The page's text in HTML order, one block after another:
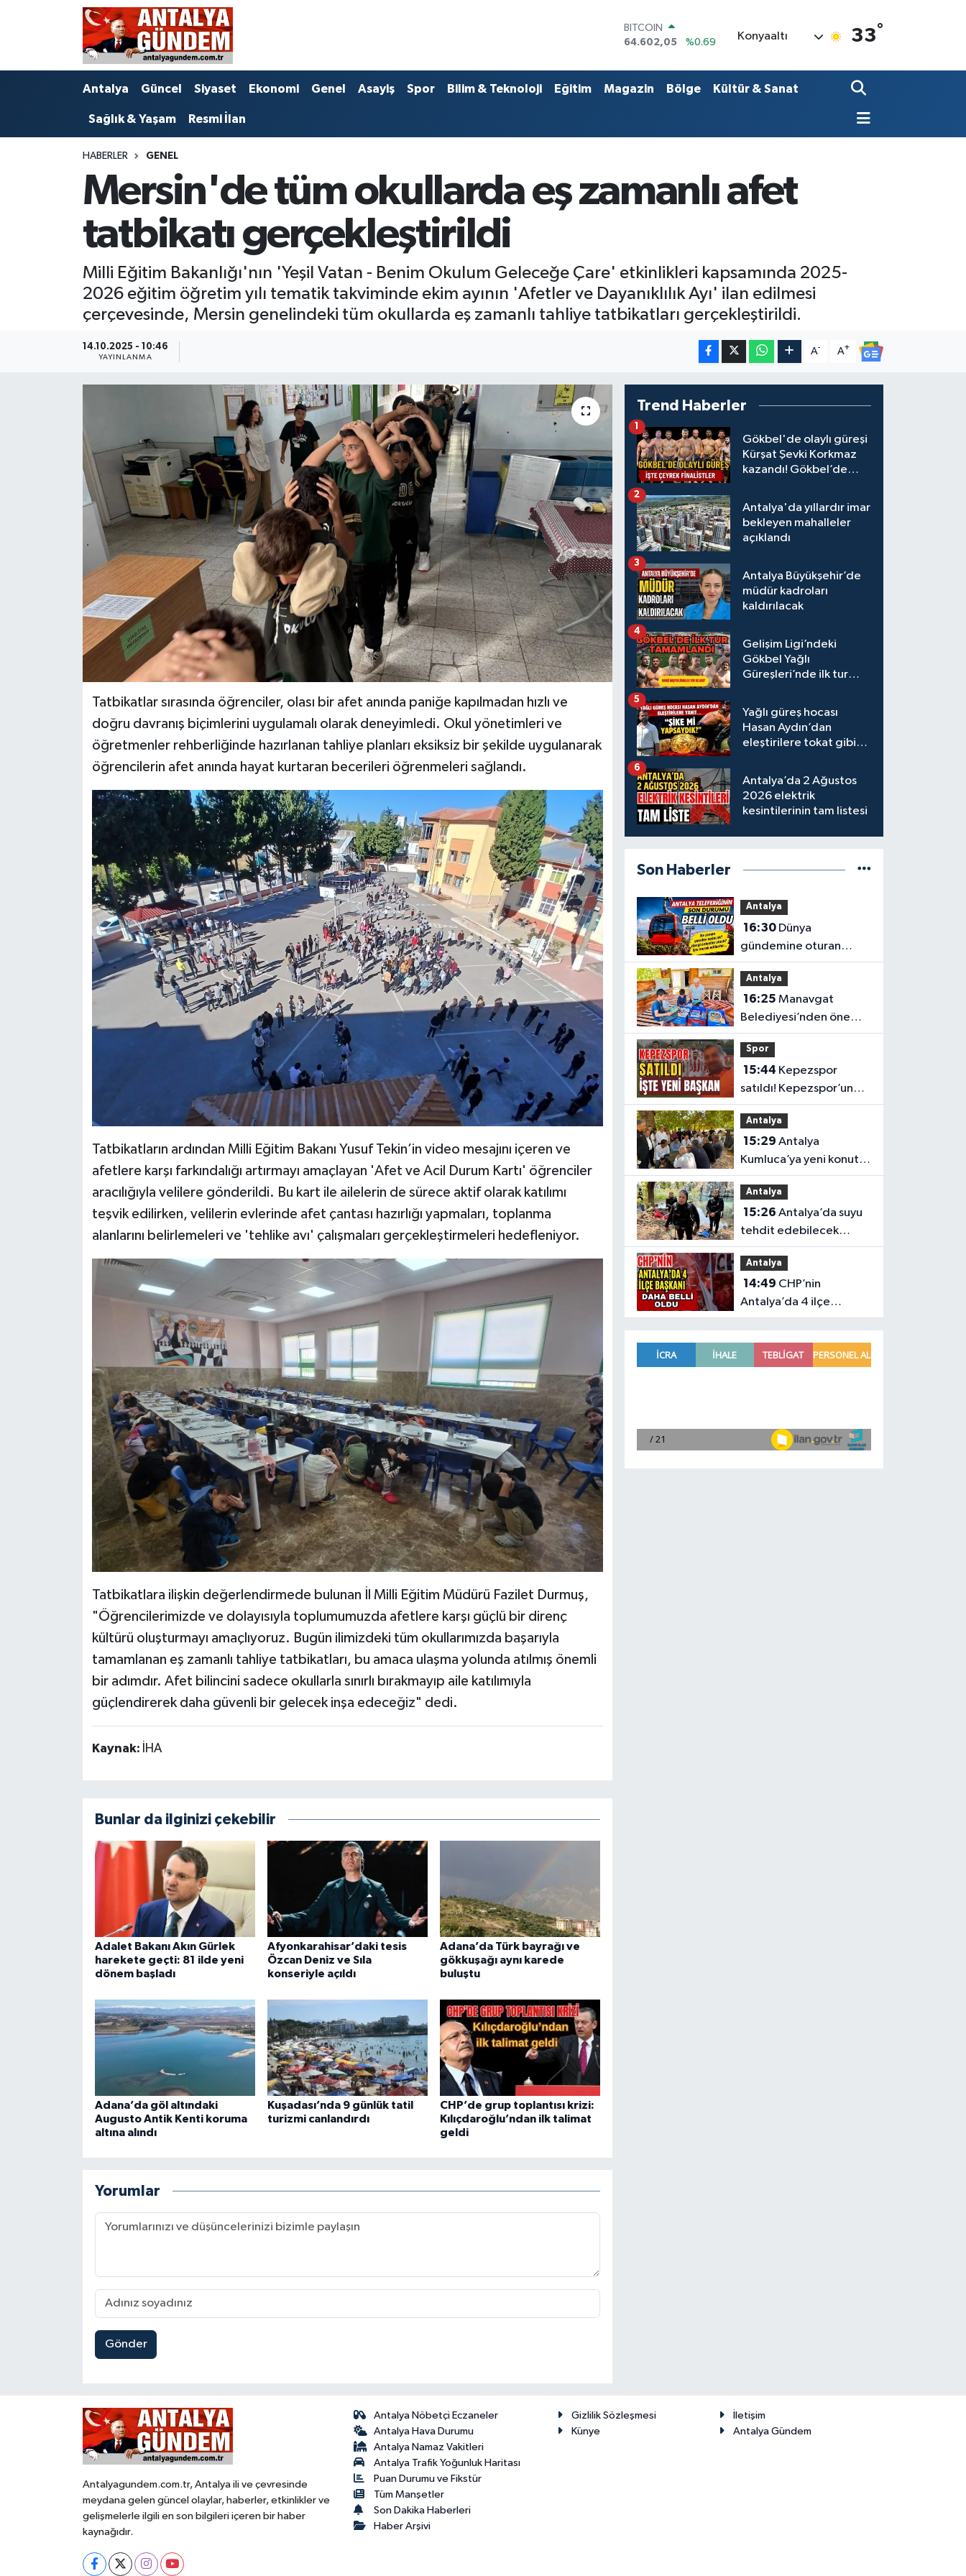
DOLAR
47,5986
%0.06
55,0700
%0.1
STERLİN
64.602,05
%0.69
Konyaaltı 33°
Antalya Güncel Siyaset Ekonomi Genel Asayiş Spor Bilim & Teknoloji Eğitim Magazin Bölge Kültür & Sanat
Sağlık & Yaşam Resmi İlan
HABERLER GENEL
Mersin'de tüm okullarda eş zamanlı afet
tatbikatı gerçekleştirildi
Milli Eğitim Bakanlığı'nın 'Yeşil Vatan - Benim Okulum Geleceğe Çare' etkinlikleri kapsamında 2025-
2026 eğitim öğretim yılı tematik takviminde ekim ayının 'Afetler ve Dayanıklılık Ayı' ilan edilmesi
çerçevesinde, Mersin genelindeki tüm okullarda eş zamanlı tahliye tatbikatları gerçekleştirildi.
14.10.2025 - 10:46
YAYINLANMA
A- A+
Tatbikatlar sırasında öğrenciler, olası bir afet anında paniğe kapılmadan hızlı ve
doğru davranış biçimlerini uygulamalı olarak deneyimledi. Okul yönetimleri ve
öğretmenler rehberliğinde hazırlanan tahliye planları eksiksiz bir şekilde uygulanarak
öğrencilerin afet anında hayat kurtaran becerileri öğrenmeleri sağlandı.
Tatbikatların ardından Milli Eğitim Bakanı Yusuf Tekin’in video mesajını içeren ve
afetlere karşı farkındalığı artırmayı amaçlayan 'Afet ve Acil Durum Kartı' öğrenciler
aracılığıyla velilere gönderildi. Bu kart ile ailelerin de sürece aktif olarak katılımı
teşvik edilirken, velilerin evlerinde afet çantası hazırlığı yapmaları, toplanma
alanlarını belirlemeleri ve 'tehlike avı' çalışmaları gerçekleştirmeleri hedefleniyor.
Tatbikatlara ilişkin değerlendirmede bulunan İl Milli Eğitim Müdürü Fazilet Durmuş,
"Öğrencilerimizde ve dolayısıyla toplumumuzda afetlere karşı güçlü bir direnç
kültürü oluşturmayı amaçlıyoruz. Bugün ilimizdeki tüm okullarımızda başarıyla
tamamlanan eş zamanlı tahliye tatbikatları, bu amaca ulaşma yolunda atılmış önemli
bir adımdır. Afet bilincini sadece okullarla sınırlı bırakmayıp aile katılımıyla
güçlendirerek daha güvenli bir gelecek inşa edeceğiz" dedi.
Kaynak: İHA
Bunlar da ilginizi çekebilir
Adalet Bakanı Akın Gürlek
harekete geçti: 81 ilde yeni
dönem başladı
Afyonkarahisar’daki tesis
Özcan Deniz ve Sıla
konseriyle açıldı
Adana’da Türk bayrağı ve
gökkuşağı aynı karede
buluştu
Adana’da göl altındaki
Augusto Antik Kenti koruma
altına alındı
Kuşadası’nda 9 günlük tatil
turizmi canlandırdı
CHP’de grup toplantısı krizi:
Kılıçdaroğlu’ndan ilk talimat
geldi
Yorumlar
Gönder
Trend Haberler
Gökbel'de olaylı güreşi
Kürşat Şevki Korkmaz
kazandı! Gökbel’de
Gürbüz elendi!
1
Antalya'da yıllardır imar
bekleyen mahalleler
açıklandı
2
Antalya Büyükşehir’de
müdür kadroları
kaldırılacak
3
Gelişim Ligi’ndeki
Gökbel Yağlı
Güreşleri’nde ilk tur
4
Yağlı güreş hocası
Hasan Aydın’dan
eleştirilere tokat gibi
5
Antalya’da 2 Ağustos
2026 elektrik
kesintilerinin tam listesi
6
Son Haberler
Antalya
16:30Dünya
gündemine oturan
Antalya teleferiğinin
son durumu belli oldu
Antalya
16:25
Belediyesi’nden önemli
eğitim
Spor
15:44
satıldı! Kepezspor’un
yeni başkanı kim? İşte
yeni başkan
Antalya
15:29
Kumluca’ya yeni konut
müjdesi
Antalya
15:26
tehdit edebilecek
atıklara karşı güçlü iş
birliği
Antalya
14:49
Antalya’da 4 ilçe
başkanı daha belli oldu
Antalyagundem.com.tr, Antalya ili ve çevresinde
meydana gelen güncel olaylar, haberler, etkinlikler ve
gelişmelerle ilgili en son bilgileri içeren bir haber
kaynağıdır.
Antalya Nöbetçi Eczaneler
Antalya Hava Durumu
Antalya Namaz Vakitleri
Antalya Trafik Yoğunluk Haritası
Puan Durumu ve Fikstür
Tüm Manşetler
Son Dakika Haberleri
Haber Arşivi
Gizlilik Sözleşmesi
İletişim
Künye
Antalya Gündem
Antalya
Bilim & Teknoloji
Görüntülü Haber
Kültür & Sanat
Resmi İlan
Sağlık & Yaşam
Antalya Nöbetçi Eczaneler
Antalya Hava Durumu
Antalya Namaz Vakitleri
Süper Lig Puan Durumu ve Fikstür
Tüm Manşetler
Son Dakika Haberleri
Haber Arşivi